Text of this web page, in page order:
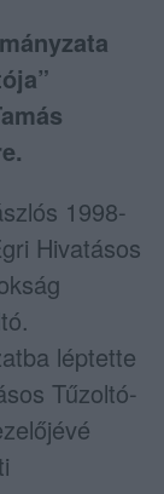
1998-
Hivatásos
léptette
Tűzoltó-